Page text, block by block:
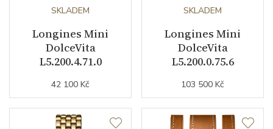
SKLADEM
Longines Mini
DolceVita
L5.200.4.71.0
42 100 Kč
SKLADEM
Longines Mini
DolceVita
L5.200.0.75.6
103 500 Kč